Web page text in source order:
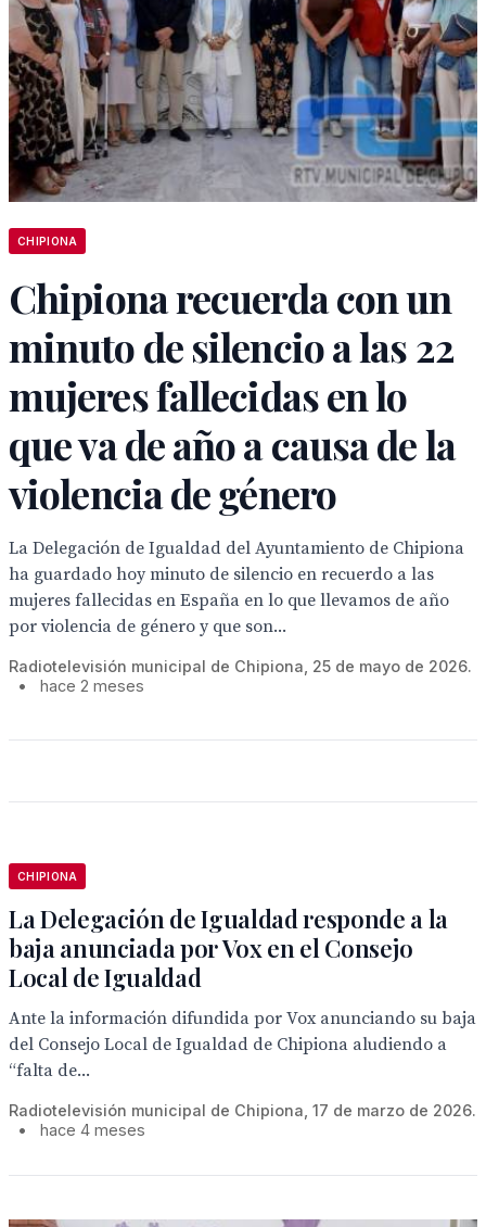
CHIPIONA
Chipiona recuerda con un
minuto de silencio a las 22
mujeres fallecidas en lo
que va de año a causa de la
violencia de género
La Delegación de Igualdad del Ayuntamiento de Chipiona
ha guardado hoy minuto de silencio en recuerdo a las
mujeres fallecidas en España en lo que llevamos de año
por violencia de género y que son...
Radiotelevisión municipal de Chipiona, 25 de mayo de 2026.
•
hace 2 meses
CHIPIONA
La Delegación de Igualdad responde a la
baja anunciada por Vox en el Consejo
Local de Igualdad
Ante la información difundida por Vox anunciando su baja
del Consejo Local de Igualdad de Chipiona aludiendo a
“falta de...
Radiotelevisión municipal de Chipiona, 17 de marzo de 2026.
•
hace 4 meses